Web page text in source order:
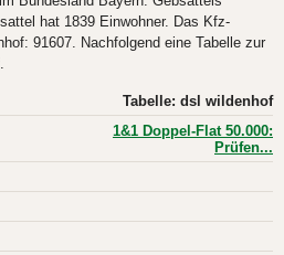
hat 1839 Einwohner. Das Kfz-
91607. Nachfolgend eine Tabelle zur
Tabelle: dsl wildenhof
1&1 Doppel-Flat 50.000:
Prüfen...